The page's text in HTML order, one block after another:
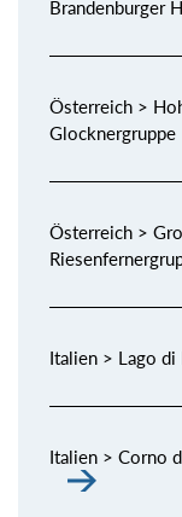
Brandenburger
Österreich >
Glocknergruppe
Österreich >
Italien > Lago di
Italien > Corno